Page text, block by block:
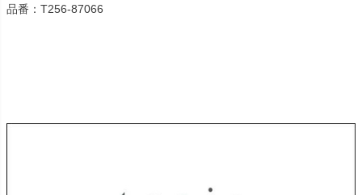
品番：T256-87066